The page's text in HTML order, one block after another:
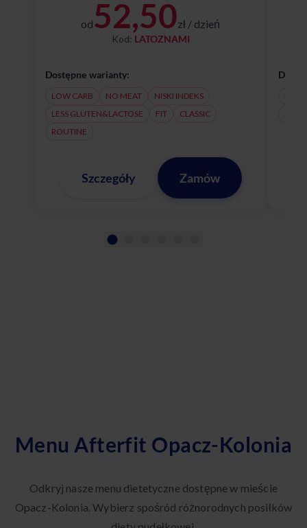
od52,50zł / dzień
Kod: LATOZNAMI
Dostępne warianty:
LOW CARB NO MEAT
NISKI INDEKS
LESS GLUTEN&LACTOSE
FIT
CLASSIC
ROUTINE
Szczegóły Zamów
Menu Afterfit Opacz-Kolonia
Odkryj nasze menu dietetyczne dostępne w mieście
Opacz-Kolonia. Wybierz spośród różnorodnych posiłków